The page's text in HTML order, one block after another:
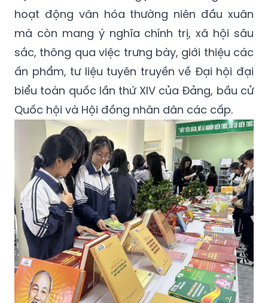
hoạt động văn hóa thường niên đầu xuân
mà còn mang ý nghĩa chính trị, xã hội sâu
sắc, thông qua việc trưng bày, giới thiệu các
ấn phẩm, tư liệu tuyên truyền về Đại hội đại
biểu toàn quốc lần thứ XIV của Đảng, bầu cử
Quốc hội và Hội đồng nhân dân các cấp.